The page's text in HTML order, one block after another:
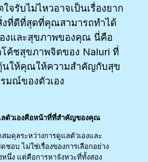
จรับไม่ไหวอาจเป็นเรื่องยาก
งที่ดีที่สุดที่คุณสามารถทำได้
องและสุขภาพของคุณ นี่คือ
โค้ชสุขภาพจิตของ Naluri ที่
นให้คุณให้ความสำคัญกับสุข
มณ์ของตัวเอง
ลตัวเองคือหน้าที่ที่สำคัญของคุณ
มดุลระหว่างการดูแลตัวเองและ
ชอบ ไม่ใช่เรื่องของการเลือกอย่าง
หนึ่ง แต่คือการหาจังหวะที่ทั้งสอง